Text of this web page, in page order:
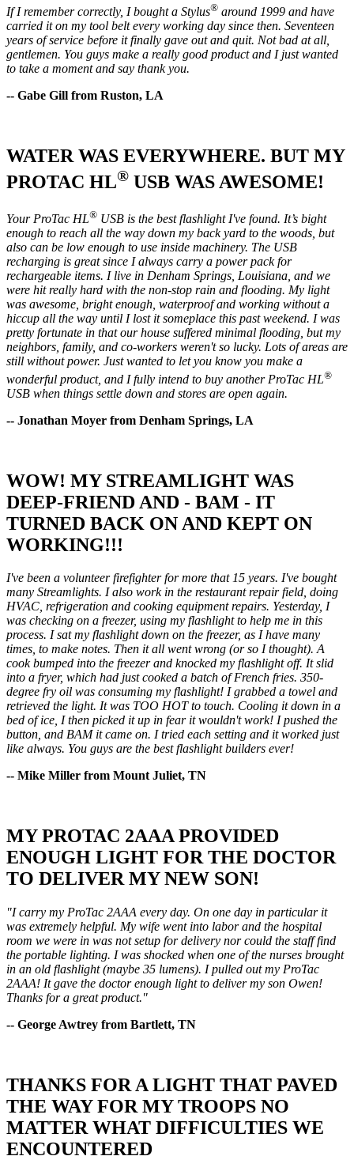
If I remember correctly, I bought a Stylus® around 1999 and have
carried it on my tool belt every working day since then. Seventeen
years of service before it finally gave out and quit. Not bad at all,
gentlemen. You guys make a really good product and I just wanted
to take a moment and say thank you.
-- Gabe Gill from Ruston, LA
WATER WAS EVERYWHERE. BUT MY
PROTAC HL® USB WAS AWESOME!
Your ProTac HL® USB is the best flashlight I've found. It’s bight
enough to reach all the way down my back yard to the woods, but
also can be low enough to use inside machinery. The USB
recharging is great since I always carry a power pack for
rechargeable items. I live in Denham Springs, Louisiana, and we
were hit really hard with the non-stop rain and flooding. My light
was awesome, bright enough, waterproof and working without a
hiccup all the way until I lost it someplace this past weekend. I was
pretty fortunate in that our house suffered minimal flooding, but my
neighbors, family, and co-workers weren't so lucky. Lots of areas are
still without power. Just wanted to let you know you make a
wonderful product, and I fully intend to buy another ProTac HL®
USB when things settle down and stores are open again.
-- Jonathan Moyer from Denham Springs, LA
WOW! MY STREAMLIGHT WAS
DEEP-FRIEND AND - BAM - IT
TURNED BACK ON AND KEPT ON
WORKING!!!
I've been a volunteer firefighter for more that 15 years. I've bought
many Streamlights. I also work in the restaurant repair field, doing
HVAC, refrigeration and cooking equipment repairs. Yesterday, I
was checking on a freezer, using my flashlight to help me in this
process. I sat my flashlight down on the freezer, as I have many
times, to make notes. Then it all went wrong (or so I thought). A
cook bumped into the freezer and knocked my flashlight off. It slid
into a fryer, which had just cooked a batch of French fries. 350-
degree fry oil was consuming my flashlight! I grabbed a towel and
retrieved the light. It was TOO HOT to touch. Cooling it down in a
bed of ice, I then picked it up in fear it wouldn't work! I pushed the
button, and BAM it came on. I tried each setting and it worked just
like always. You guys are the best flashlight builders ever!
-- Mike Miller from Mount Juliet, TN
MY PROTAC 2AAA PROVIDED
ENOUGH LIGHT FOR THE DOCTOR
TO DELIVER MY NEW SON!
"I carry my ProTac 2AAA every day. On one day in particular it
was extremely helpful. My wife went into labor and the hospital
room we were in was not setup for delivery nor could the staff find
the portable lighting. I was shocked when one of the nurses brought
in an old flashlight (maybe 35 lumens). I pulled out my ProTac
2AAA! It gave the doctor enough light to deliver my son Owen!
Thanks for a great product."
-- George Awtrey from Bartlett, TN
THANKS FOR A LIGHT THAT PAVED
THE WAY FOR MY TROOPS NO
MATTER WHAT DIFFICULTIES WE
ENCOUNTERED